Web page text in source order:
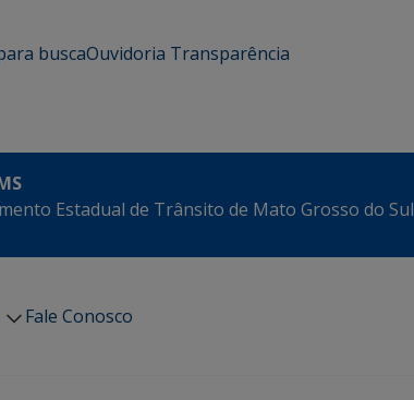
buscaOuvidoria Transparência
Estadual de Trânsito de Mato Grosso do Sul
Fale Conosco